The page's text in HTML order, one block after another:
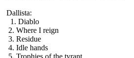
Dallista:
1. Diablo
2. Where I reign
3. Residue
4. Idle hands
5. Trophies of the tyrant